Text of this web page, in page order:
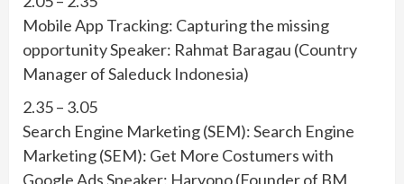
Mobile App Tracking: Capturing the missing
opportunity Speaker: Rahmat Baragau (Country
Manager of Saleduck Indonesia)
2.35 – 3.05
Search Engine Marketing (SEM): Search Engine
Marketing (SEM): Get More Costumers with
Google Ads Speaker: Haryono (Founder of BM